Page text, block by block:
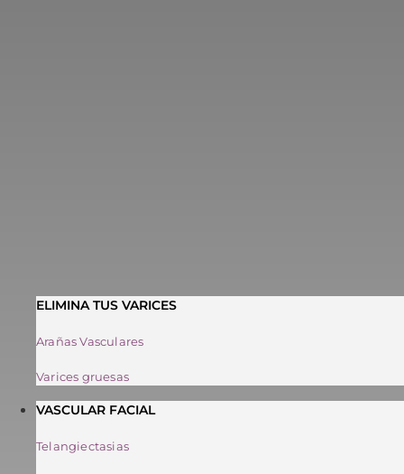
ELIMINA TUS VARICES
Arañas Vasculares
Varices gruesas
VASCULAR FACIAL
Telangiectasias